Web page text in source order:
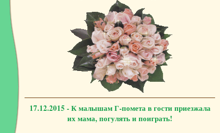
17.12.2015 - К малышам Г-помета в гости приезжала
их мама, погулять и поиграть!